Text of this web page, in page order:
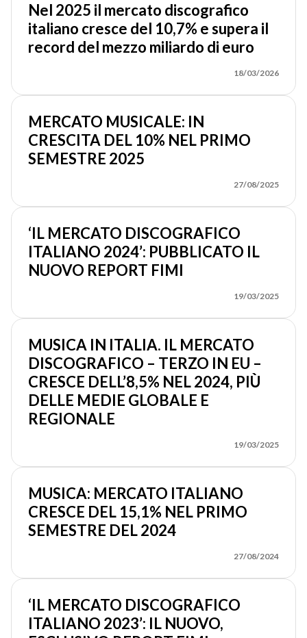
Nel 2025 il mercato discografico
italiano cresce del 10,7% e supera il
record del mezzo miliardo di euro
18/03/2026
MERCATO MUSICALE: IN
CRESCITA DEL 10% NEL PRIMO
SEMESTRE 2025
27/08/2025
‘IL MERCATO DISCOGRAFICO
ITALIANO 2024’: PUBBLICATO IL
NUOVO REPORT FIMI
19/03/2025
MUSICA IN ITALIA. IL MERCATO
DISCOGRAFICO – TERZO IN EU –
CRESCE DELL’8,5% NEL 2024, PIÙ
DELLE MEDIE GLOBALE E
REGIONALE
19/03/2025
MUSICA: MERCATO ITALIANO
CRESCE DEL 15,1% NEL PRIMO
SEMESTRE DEL 2024
27/08/2024
‘IL MERCATO DISCOGRAFICO
ITALIANO 2023’: IL NUOVO,